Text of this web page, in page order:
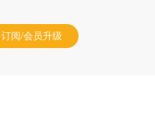
订阅/会员升级